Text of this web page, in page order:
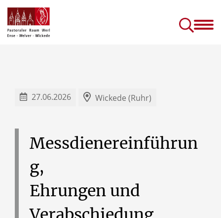
27.06.2026 Wickede (Ruhr)
Messdienereinführun
g,
Ehrungen und